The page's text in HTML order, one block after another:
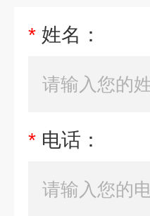
* 姓名：
* 电话：